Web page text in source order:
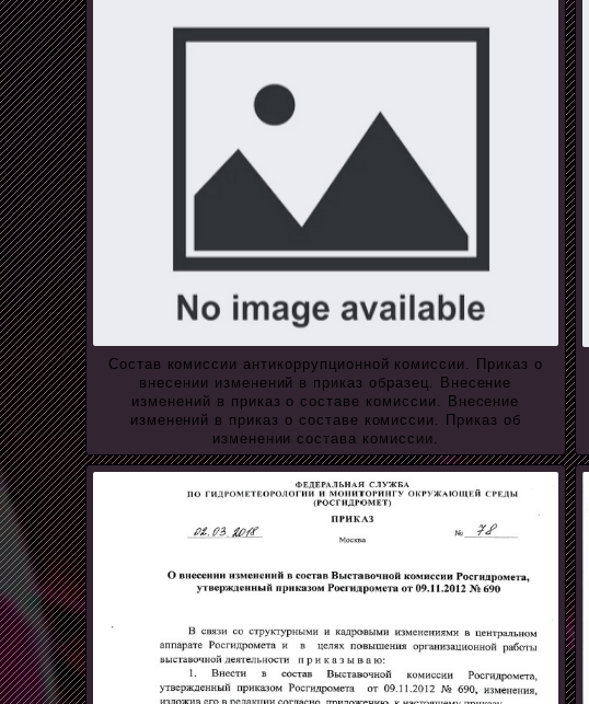
Состав комиссии антикоррупционной комиссии. Приказ о
внесении изменений в приказ образец. Внесение
изменений в приказ о составе комиссии. Внесение
изменений в приказ о составе комиссии. Приказ об
изменении состава комиссии.